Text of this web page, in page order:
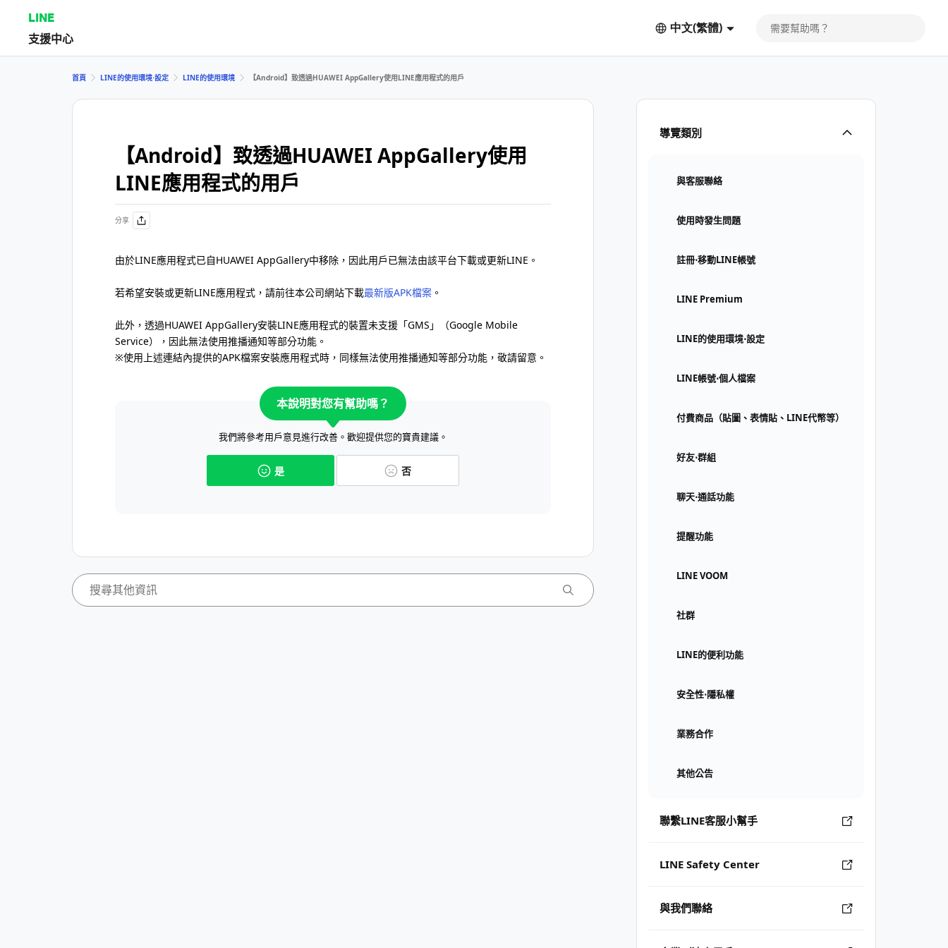
LINE
支援中心
中文(繁體)
導覽類別
與客服聯絡
使用時發生問題
註冊⋅移動LINE帳號
LINE Premium
LINE的使用環境⋅設定
LINE帳號⋅個人檔案
付費商品（貼圖、表情貼、LINE代幣等）
好友⋅群組
聊天⋅通話功能
提醒功能
LINE VOOM
社群
LINE的便利功能
安全性⋅隱私權
業務合作
其他公告
聯繫LINE客服小幫手
LINE Safety Center
與我們聯絡
首頁 LINE的使用環境⋅設定 LINE的使用環境 【Android】致透過HUAWEI AppGallery使用LINE應用程式的用戶
【Android】致透過HUAWEI AppGallery使用
LINE應用程式的用戶
分享
由於LINE應用程式已自HUAWEI AppGallery中移除，因此用戶已無法由該平台下載或更新LINE。
若希望安裝或更新LINE應用程式，請前往本公司網站下載最新版APK檔案 。
此外，透過HUAWEI AppGallery安裝LINE應用程式的裝置未支援「GMS」（Google Mobile
Service），因此無法使用推播通知等部分功能。
※使用上述連結內提供的APK檔案安裝應用程式時，同樣無法使用推播通知等部分功能，敬請留意。
本說明對您有幫助嗎？
我們將參考用戶意見進行改善。歡迎提供您的寶貴建議。
是 否